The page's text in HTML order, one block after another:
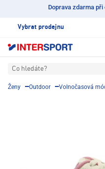
Doprava zdarma při
Vybrat prodejnu
Co hledáte?
Ženy Outdoor Volnočasová